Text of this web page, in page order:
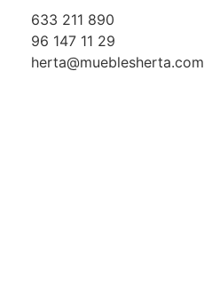
633 211 890
96 147 11 29
herta@mueblesherta.com